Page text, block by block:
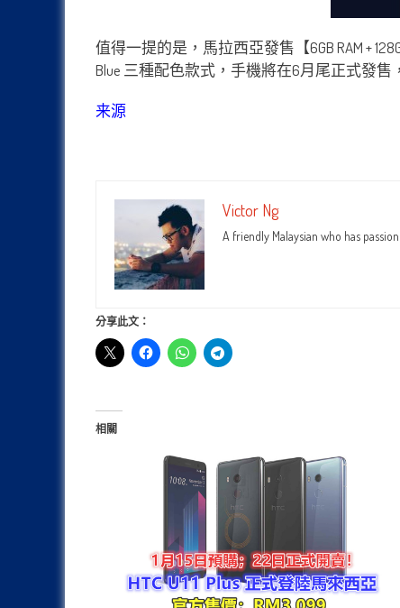
值得一提的是，馬拉西亞發售【6GB RAM +
Blue 三種配色款式，手機將在6月尾正式發
来源
Victor Ng
A friendly Malaysian who has
分享此文：
相關